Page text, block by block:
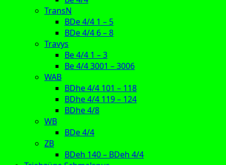
TransN
BDe 4/4 1 – 5
BDe 4/4 6 – 8
Travys
Be 4/4 1 – 3
Be 4/4 3001 – 3006
WAB
BDhe 4/4 101 – 118
BDhe 4/4 119 – 124
BDhe 4/8
WB
BDe 4/4
ZB
BDeh 140 – BDeh 4/4